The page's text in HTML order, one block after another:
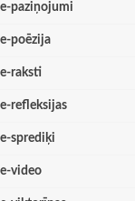
e-paziņojumi
e-poēzija
e-raksti
e-refleksijas
e-sprediķi
e-video